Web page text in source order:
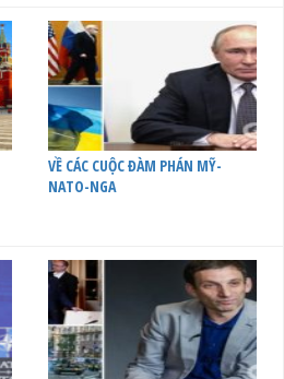
VỀ CÁC CUỘC ĐÀM PHÁN MỸ-
NATO-NGA